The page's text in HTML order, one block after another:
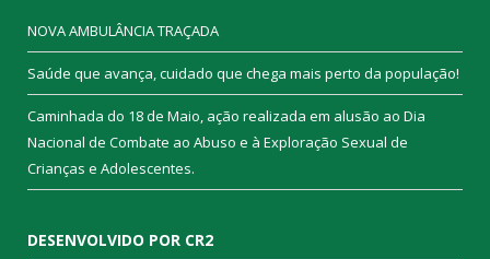
NOVA AMBULÂNCIA TRAÇADA
Saúde que avança, cuidado que chega mais perto da população!
Caminhada do 18 de Maio, ação realizada em alusão ao Dia
Nacional de Combate ao Abuso e à Exploração Sexual de
Crianças e Adolescentes.
DESENVOLVIDO POR CR2